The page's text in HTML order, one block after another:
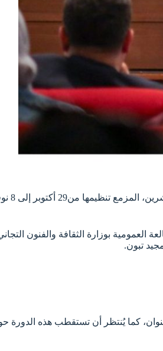
تستعد الجزائر
محمد إقرب، ومدير الكتاب والمطالعة العمومية بوزارة الثقافة
تبون.
عن مشاركة 1555 عارض يمثّلون 49 دولة، من بينهم 291 جزائري، و420 عرب وأفارقة، و554 أجنبي، بما مجموعه 240 ألف